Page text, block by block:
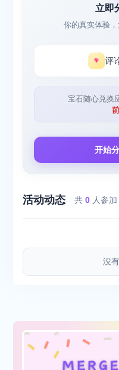
立即
你的真实体验
评
宝石随心兑换
开始
活动动态 共0 人参加
没